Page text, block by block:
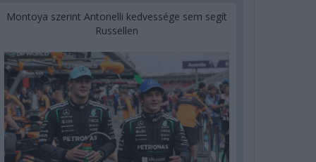
Montoya szerint Antonelli kedvessége sem segít
Russellen